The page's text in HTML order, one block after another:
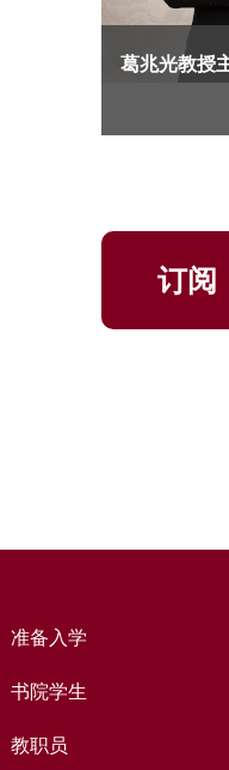
葛兆光教授
订阅
准备入学
书院学生
教职员